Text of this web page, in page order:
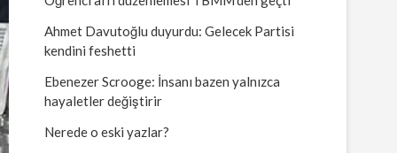
Ahmet Davutoğlu duyurdu: Gelecek Partisi
kendini feshetti
Ebenezer Scrooge: İnsanı bazen yalnızca
hayaletler değiştirir
Nerede o eski yazlar?